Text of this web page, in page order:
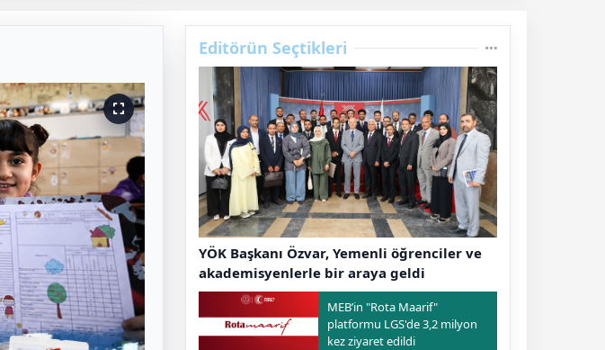
Editörün Seçtikleri
YÖK Başkanı Özvar, Yemenli öğrenciler ve
akademisyenlerle bir araya geldi
MEB’in "Rota Maarif"
platformu LGS'de 3,2 milyon
kez ziyaret edildi